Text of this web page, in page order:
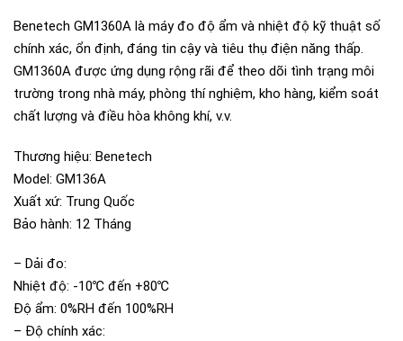
Benetech GM1360A là máy đo độ ẩm và nhiệt độ kỹ thuật số
chính xác, ổn định, đáng tin cậy và tiêu thụ điện năng thấp.
GM1360A được ứng dụng rộng rãi để theo dõi tình trạng môi
trường trong nhà máy, phòng thí nghiệm, kho hàng, kiểm soát
chất lượng và điều hòa không khí, v.v.
Thương hiệu: Benetech
Model: GM136A
Xuất xứ: Trung Quốc
Bảo hành: 12 Tháng
– Dải đo:
Nhiệt độ: -10℃ đến +80℃
Độ ẩm: 0%RH đến 100%RH
– Độ chính xác: